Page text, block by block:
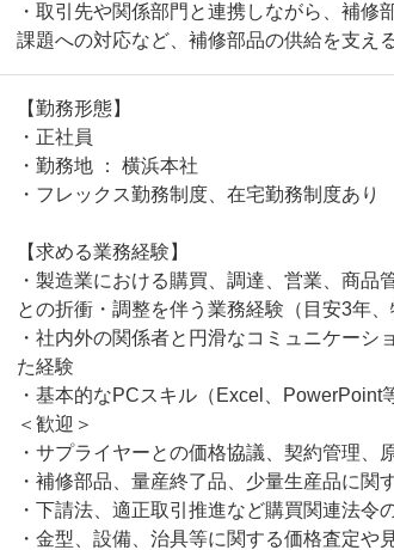
・取引先や関係部門と連携しながら、補
課題への対応など、補修部品の供給を支え
【勤務形態】
・正社員
・勤務地 ： 横浜本社
・フレックス勤務制度、在宅勤務制度あり
【求める業務経験】
・製造業における購買、調達、営業、商
との折衝・調整を伴う業務経験（目安3年
・社内外の関係者と円滑なコミュニケー
た経験
・基本的なPCスキル（Excel、PowerPoint
＜歓迎＞
・サプライヤーとの価格協議、契約管理、
・補修部品、量産終了品、少量生産品に関
・下請法、適正取引推進など購買関連法令
・金型、設備、治具等に関する価格査定や